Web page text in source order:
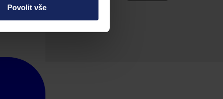
Povolit vše